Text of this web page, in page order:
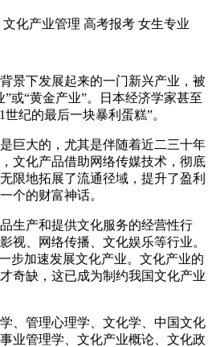
化产业管理 高考报考 女生专业
景下发展起来的一门新兴产业，被
或“黄金产业”。日本经济学家甚至
纪的最后一块暴利蛋糕”。
巨大的，尤其是伴随着近二三十年
文化产品借助网络传媒技术，彻底
限地拓展了流通径域，提升了盈利
个的财富神话。
生产和提供文化服务的经营性行
视、网络传播、文化娱乐等行业。
步加速发展文化产业。文化产业的
奇缺，这已成为制约我国文化产业
管理心理学、文化学、中国文化
业管理学、文化产业概论、文化政